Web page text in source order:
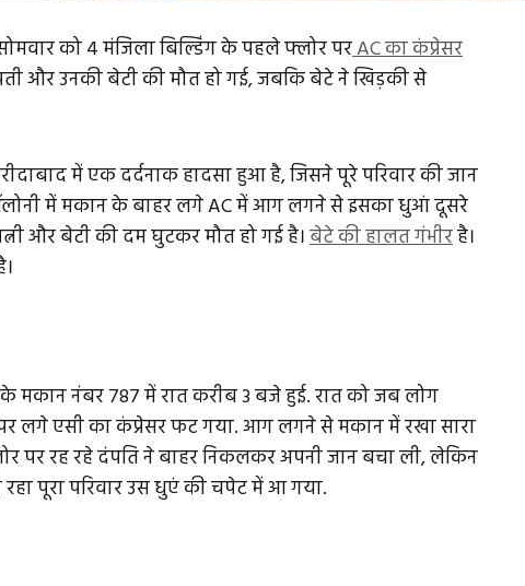
को 4 मंजिला बिल्डिंग के पहले फ्लोर परAC का कंप्रेसर
और उनकी बेटी की मौत हो गई, जबकि बेटे ने खिड़की से
में एक दर्दनाक हादसा हुआ है, जिसने पूरे परिवार की जान
में मकान के बाहर लगे AC में आग लगने से इसका धुआं दूसरे
और बेटी की दम घुटकर मौत हो गई है।बेटे की हालत गंभीरहै।
के मकान नंबर 787 में रात करीब 3 बजे हुई. रात को जब लोग
पर लगे एसी का कंप्रेसर फट गया. आग लगने से मकान में रखा सारा
पर रह रहे दंपति ने बाहर निकलकर अपनी जान बचा ली, लेकिन
पूरा परिवार उस धुएं की चपेट में आ गया.